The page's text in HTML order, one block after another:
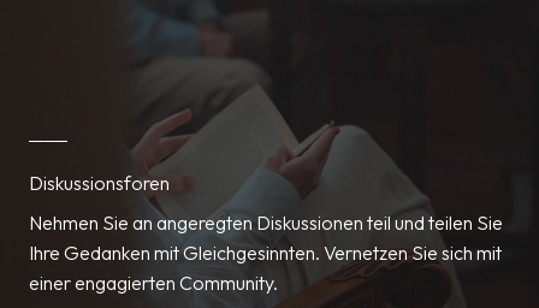
Diskussionsforen
Nehmen Sie an angeregten Diskussionen teil und teilen Sie
Ihre Gedanken mit Gleichgesinnten. Vernetzen Sie sich mit
einer engagierten Community.